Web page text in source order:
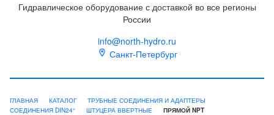
Гидравлическое оборудование с доставкой во все регионы
России
info@north-hydro.ru
Санкт-Петербург
ГЛАВНАЯ КАТАЛОГ
ТРУБНЫЕ СОЕДИНЕНИЯ И АДАПТЕРЫ
СОЕДИНЕНИЯ DIN24°
ШТУЦЕРА ВВЕРТНЫЕ ПРЯМОЙ NPT